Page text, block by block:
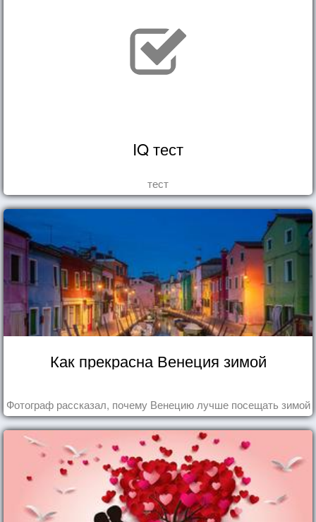
IQ тест
тест
Как прекрасна Венеция зимой
Фотограф рассказал, почему Венецию лучше посещать зимой